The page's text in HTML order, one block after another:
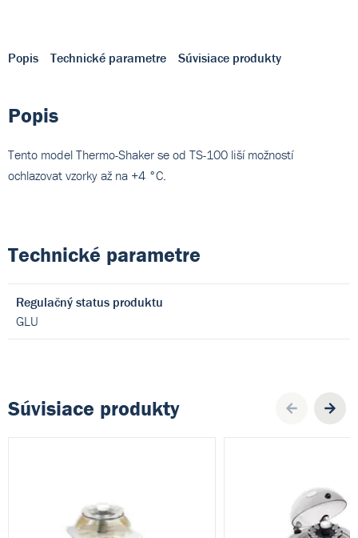
Popis Technické parametre Súvisiace produkty
Popis
Tento model Thermo-Shaker se od TS-100 liší možností
ochlazovat vzorky až na +4 °C.
Technické parametre
Regulačný status produktu
GLU
Súvisiace produkty